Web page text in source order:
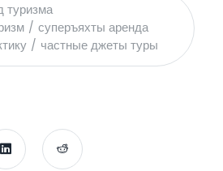
туризма
суперъяхты аренда
частные джеты туры